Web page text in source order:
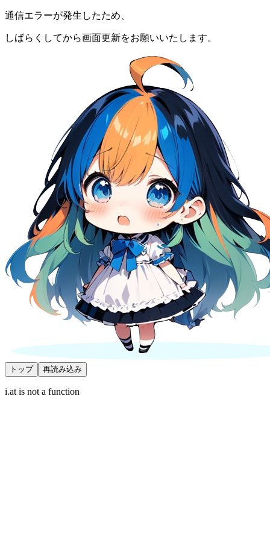
通信エラーが発生したため、
しばらくしてから画面更新をお願いいたします。
トップ 再読み込み
i.at is not a function